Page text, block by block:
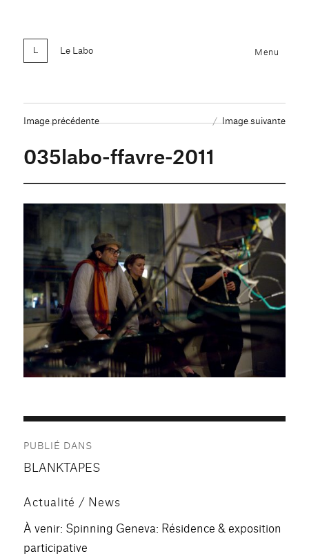
Le Labo Menu
Image précédente Image suivante
035labo-ffavre-2011
de
PUBLIÉ DANS
BLANKTAPES
Actualité / News
À venir: Spinning Geneva: Résidence & exposition
participative